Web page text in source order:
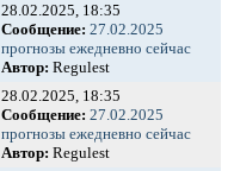
28.02.2025, 18:35
Сообщение: 27.02.2025
прогнозы ежедневно сейчас
Автор: Regulest
28.02.2025, 18:35
Сообщение: 27.02.2025
прогнозы ежедневно сейчас
Автор: Regulest